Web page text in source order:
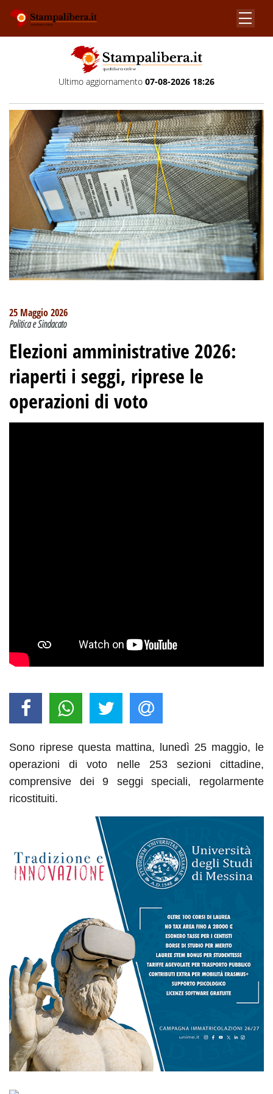
Ultimo aggiornamento 07-08-2026 18:26
25 Maggio 2026
Politica e Sindacato
Elezioni amministrative 2026:
riaperti i seggi, riprese le
operazioni di voto
Sono riprese questa mattina, lunedì 25 maggio, le
operazioni di voto nelle 253 sezioni cittadine,
comprensive dei 9 seggi speciali, regolarmente
ricostituiti.